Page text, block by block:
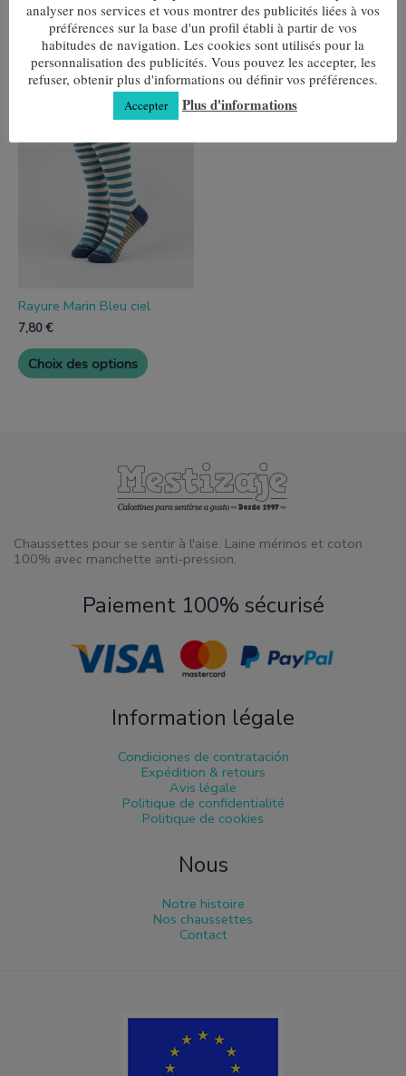
€
Choix des options
de
produit
7,80 €
Choix des options
de
produit
Rayure Marin Bleu ciel
7,80€
Choix des options
Ce
options
peuvent
page
Chaussettes pour se sentir à l'aise. Laine mérinos et coton
100% avec manchette anti-pression.
Paiement 100% sécurisé
Information légale
Condiciones de contratación
Expédition & retours
Avis légale
Politique de confidentialité
Politique de cookies
Nous
Notre histoire
Nos chaussettes
Contact
analyser nos services et vous montrer des publicités liées à vos
préférences sur la base d'un profil établi à partir de vos
habitudes de navigation. Les cookies sont utilisés pour la
personnalisation des publicités. Vous pouvez les accepter, les
refuser, obtenir plus d'informations ou définir vos préférences.
Accepter Plus d'informations